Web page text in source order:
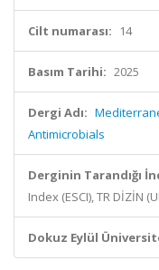
Cilt numarası: 14
Basım Tarihi: 2025
Dergi Adı:
Antimicrobials
Derginin Tarandığı
Index (ESCI), TR DİZİN
Dokuz Eylül